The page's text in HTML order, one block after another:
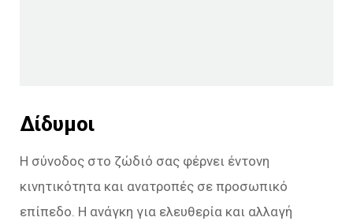
Δίδυμοι
Η σύνοδος στο ζώδιό σας φέρνει έντονη
κινητικότητα και ανατροπές σε προσωπικό
επίπεδο. Η ανάγκη για ελευθερία και αλλαγή